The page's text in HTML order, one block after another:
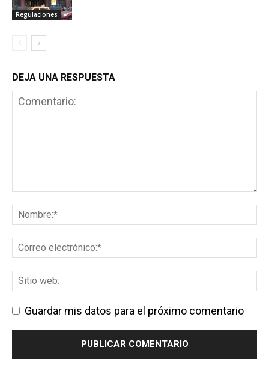
Regulaciones
DEJA UNA RESPUESTA
Guardar mis datos para el próximo comentario